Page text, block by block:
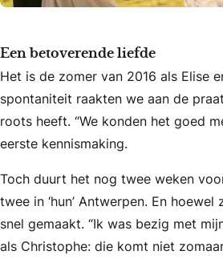
Een betoverende liefde
Het is de zomer van 2016 als Elise
spontaniteit raakten we aan de
roots heeft. “We konden het goed
eerste kennismaking.
Toch duurt het nog twee weken
twee in ‘hun’ Antwerpen. En
snel gemaakt. “Ik was bezig met
als Christophe: die komt niet